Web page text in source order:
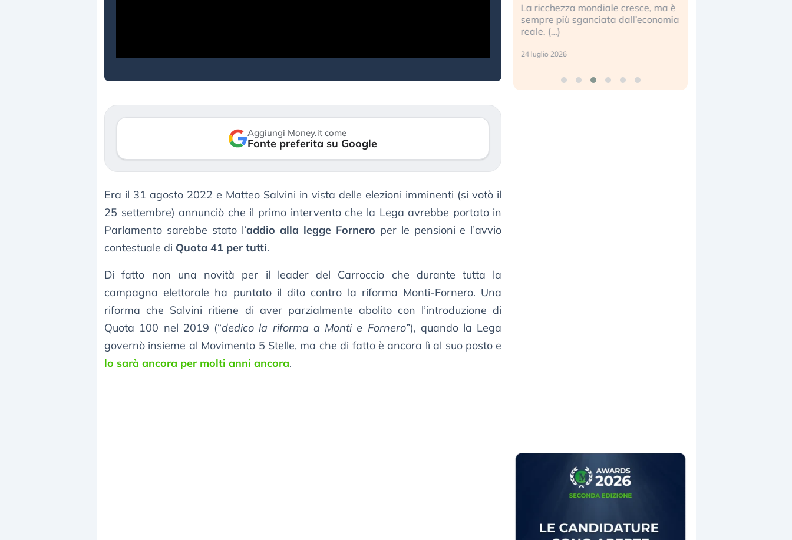
Aggiungi Money.it come
Fonte preferita su Google
Era il 31 agosto 2022 e Matteo Salvini in vista delle elezioni imminenti (si votò il
25 settembre) annunciò che il primo intervento che la Lega avrebbe portato in
Parlamento sarebbe stato l’addio alla legge Fornero per le pensioni e l’avvio
contestuale di Quota 41 per tutti.
Di fatto non una novità per il leader del Carroccio che durante tutta la
campagna elettorale ha puntato il dito contro la riforma Monti-Fornero. Una
riforma che Salvini ritiene di aver parzialmente abolito con l’introduzione di
Quota 100 nel 2019 (“dedico la riforma a Monti e Fornero”), quando la Lega
governò insieme al Movimento 5 Stelle, ma che di fatto è ancora lì al suo posto e
lo sarà ancora per molti anni ancora.
La ricchezza mondiale cresce, ma è
sempre più sganciata dall’economia
reale. (…)
24 luglio 2026